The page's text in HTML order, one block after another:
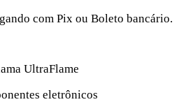
com Pix ou Boleto bancário.
UltraFlame
eletrônicos